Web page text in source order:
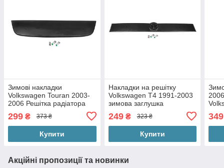
Зимові накладки
Volkswagen Touran 2003-
2006 Решітка радіатора
накладка решітки
радіатора
299 ₴ 373 ₴
Купити
Накладки на решітку
Volkswagen T4 1991-2003
зимова заглушка
радіатора Фольксваген Т4
Транспортер накладка
249₴ 323 ₴
Купити
на
349
Акційні пропозиції та новинки